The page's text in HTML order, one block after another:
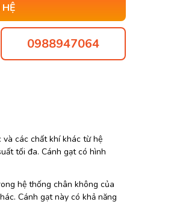
HỆ
0988947064
các chất khí khác từ hệ
tối đa. Cánh gạt có hình
hệ thống chân không của
Cánh gạt này có khả năng